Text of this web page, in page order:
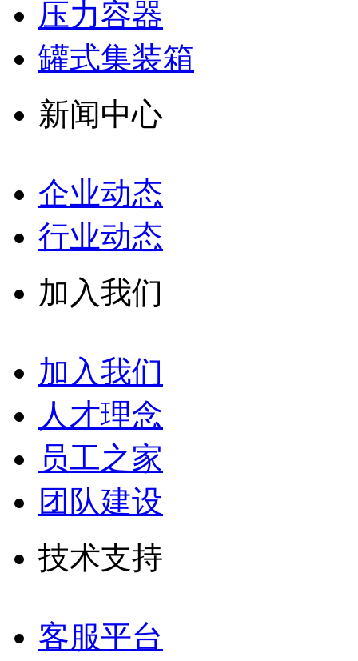
压力容器
罐式集装箱
新闻中心
企业动态
行业动态
加入我们
加入我们
人才理念
员工之家
团队建设
技术支持
客服平台